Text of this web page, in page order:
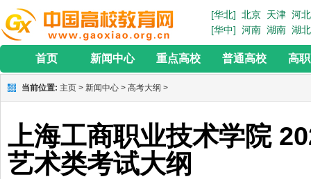
[华北] 北京 天津 河北
[华中] 河南 湖南 湖北
首页 新闻中心 重点高校 普通高校 高
当前位置: 主页 > 新闻中心 > 高考大纲 >
上海工商职业技术学院
艺术类考试大纲